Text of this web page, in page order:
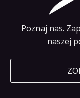
Poznaj nas.
naszej